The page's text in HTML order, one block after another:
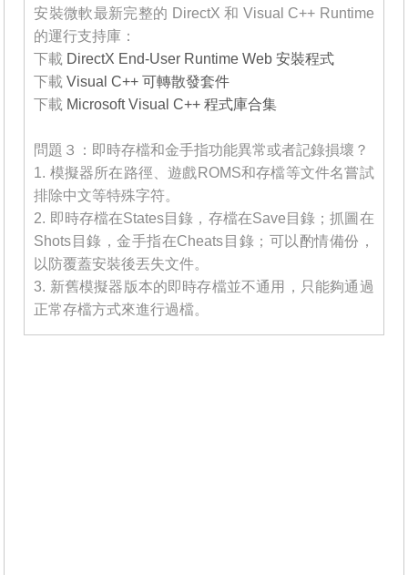
安裝微軟最新完整的 DirectX 和 Visual C++ Runtime
的運行支持庫：
下載 DirectX End-User Runtime Web 安裝程式
下載Visual C++ 可轉散發套件
下載 Microsoft Visual C++ 程式庫合集
問題３：即時存檔和金手指功能異常或者記錄損壞？
1. 模擬器所在路徑、遊戲ROMS和存檔等文件名嘗試
排除中文等特殊字符。
2. 即時存檔在States目錄，存檔在Save目錄；抓圖在
Shots目錄，金手指在Cheats目錄；可以酌情備份，
以防覆蓋安裝後丟失文件。
3. 新舊模擬器版本的即時存檔並不通用，只能夠通過
正常存檔方式來進行過檔。